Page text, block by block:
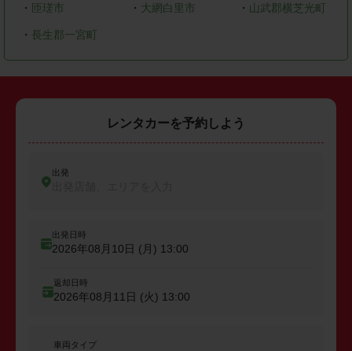
・ 匝瑳市 ・ 大網白里市 ・ 山武郡横芝光町
・ 長生郡一宮町
レンタカーを予約しよう
出発
出発日時
2026年08月10日 (月) 13:00
返却日時
2026年08月11日 (火) 13:00
車両タイプ